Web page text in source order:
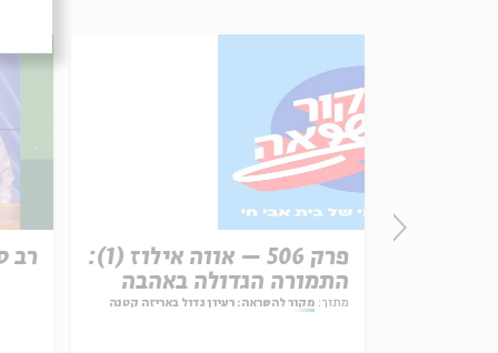
רב
פרק 506 – אווה אילוז (1):
התמורה הגדולה באהבה
מתוך: מקור להשראה: רעיון גדול באריזה קטנה